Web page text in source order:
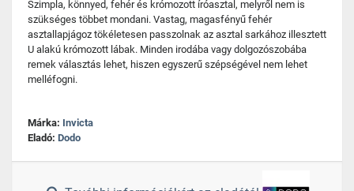
Szimpla, könnyed, fehér és krómozott íróasztal, melyről nem is
szükséges többet mondani. Vastag, magasfényű fehér
asztallapjágoz tökéletesen passzolnak az asztal sarkához illesztett
U alakú krómozott lábak. Minden irodába vagy dolgozószobába
remek választás lehet, hiszen egyszerű szépségével nem lehet
melléfogni.
Márka: Invicta
Eladó: Dodo